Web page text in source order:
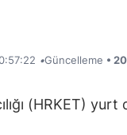
•Güncelleme •
(HRKET) yurt